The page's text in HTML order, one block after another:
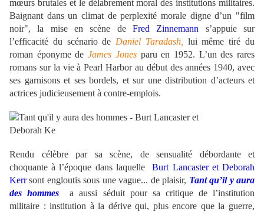
mœurs brutales et le délabrement moral des institutions militaires.
Baignant dans un climat de perplexité morale digne d’un "film
noir", la mise en scène de Fred Zinnemann s’appuie sur
l’efficacité du scénario de Daniel Taradash,
lui même tiré du
roman éponyme deJames Jonesparu en 1952. L’un des rares
romans sur la vie à Pearl Harbor au début des années 1940, avec
ses garnisons et ses bordels, et sur une distribution d’acteurs et
actrices judicieusement à contre-emplois.
Rendu célèbre par sa scène, de sensualité débordante et
choquante à l’époque dans laquelleBurt Lancaster et Deborah
Kerrsont engloutis sous une vague... de plaisir, Tant qu’il y aura
des hommes a aussi séduit pour sa critique de l’institution
militaire : institution à la dérive qui, plus encore que la guerre,